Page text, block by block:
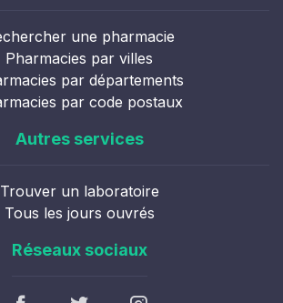
une pharmacie
Pharmacies par villes
par départements
par code postaux
Autres services
Trouver un laboratoire
Tous les jours ouvrés
Réseaux sociaux